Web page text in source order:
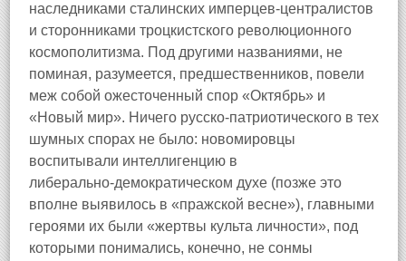
наследниками сталинских имперцев‑централистов
и сторонниками троцкистского революционного
космополитизма. Под другими названиями, не
поминая, разумеется, предшественников, повели
меж собой ожесточенный спор «Октябрь» и
«Новый мир». Ничего русско‑патриотического в тех
шумных спорах не было: новомировцы
воспитывали интеллигенцию в
либерально‑демократическом духе (позже это
вполне выявилось в «пражской весне»), главными
героями их были «жертвы культа личности», под
которыми понимались, конечно, не сонмы